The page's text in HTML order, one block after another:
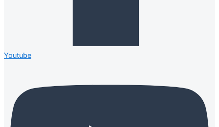
Youtube